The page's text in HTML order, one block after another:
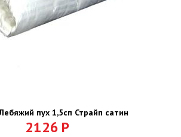
пух 1,5сп Страйп сатин
2126 Р